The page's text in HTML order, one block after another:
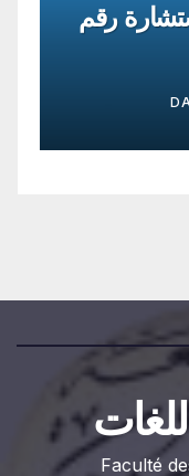
إعلان
Faculté